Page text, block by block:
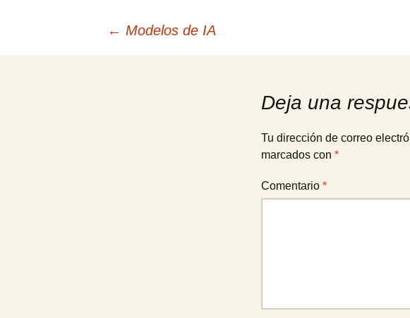
Navegación
← Modelos de IA
Deja una
Tu dirección de correo
marcados con *
Comentario *